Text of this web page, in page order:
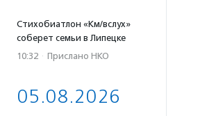
Стихобиатлон «Км/вслух»
соберет семьи в Липецке
10:32 · Прислано НКО
05.08.2026